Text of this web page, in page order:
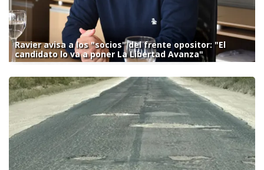
Ravier avisa a los "socios" del frente opositor: "El
candidato lo va a poner La Libertad Avanza"